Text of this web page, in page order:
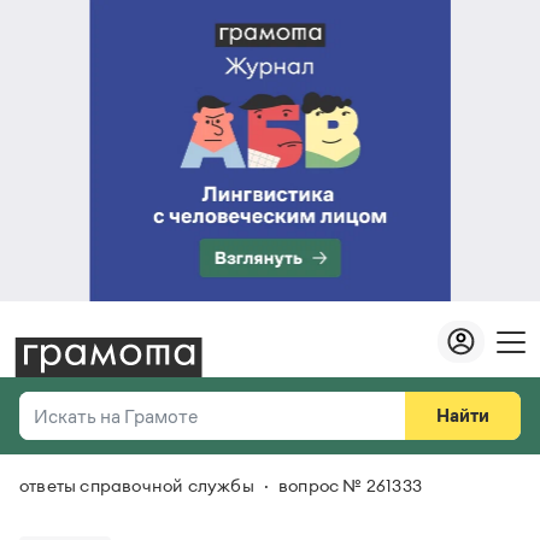
Искать на Грамоте
Справочная служба
Найти
Везде
ответы справочной службы вопрос № 261333